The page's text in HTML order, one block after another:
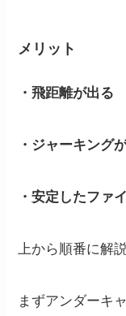
メリット
・飛距離が出る
・ジャーキング
・安定したファ
上から順番に解
まずアンダーキ